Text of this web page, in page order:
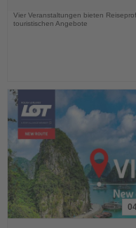
Vier Veranstaltungen bieten
touristischen Angebote